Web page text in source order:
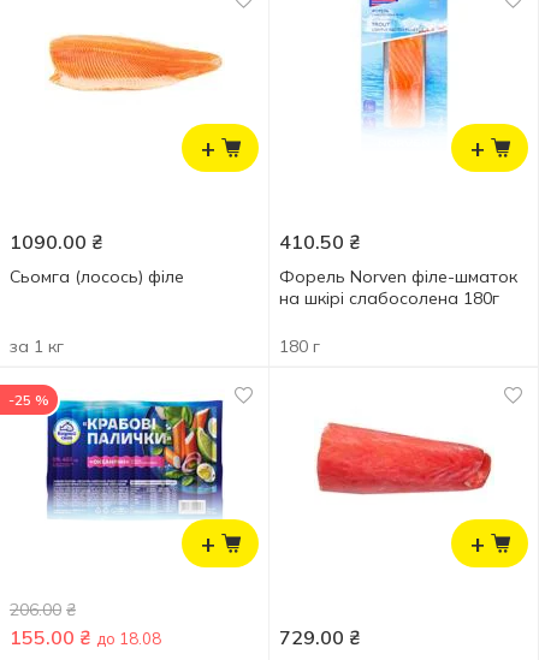
+
1090.00 ₴
Сьомга (лосось) філе
за 1 кг
+
410.50 ₴
Форель Norven філе-шматок
на шкірі слабосолена 180г
180 г
+
-25 %
206.00 ₴
155.00 ₴ до 18.08
+
729.00 ₴